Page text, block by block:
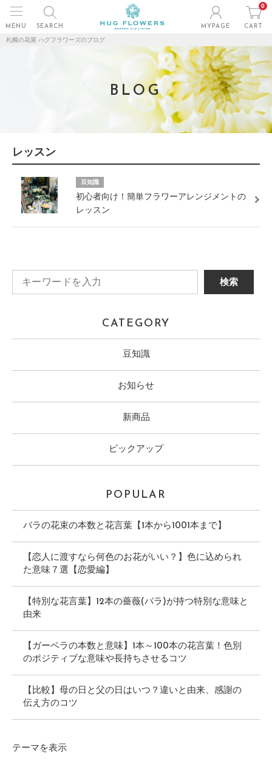
MENU SEARCH MYPAGE
0
CART
札幌の花屋 ハグフラワーズのブログ
BLOG
レッスン
豆知識
初心者向け！簡単フラワーアレンジメントの
レッスン
CATEGORY
豆知識
お知らせ
新商品
ピックアップ
POPULAR
バラの花束の本数と花言葉【1本から1001本まで】
【恋人に渡すなら何色のお花がいい？】色に込められ
た意味７選【恋愛編】
【特別な花言葉】12本の薔薇(バラ)が持つ特別な意味と
由来
【ガーベラの本数と意味】1本～100本の花言葉！色別
のポジティブな意味や長持ちさせるコツ
【比較】母の日と父の日はいつ？違いと由来、感謝の
伝え方のコツ
テーマ を表示